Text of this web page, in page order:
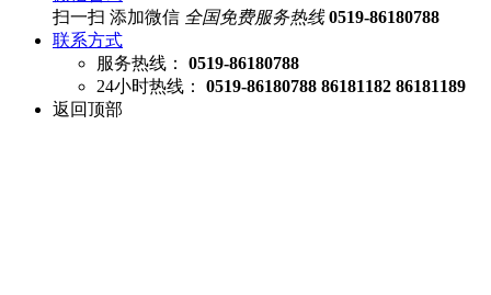
扫一扫 添加微信 全国免费服务热线 0519-86180788
联系方式
服务热线：
0519-86180788
24小时热线：
0519-86180788 86181182 86181189
返回顶部